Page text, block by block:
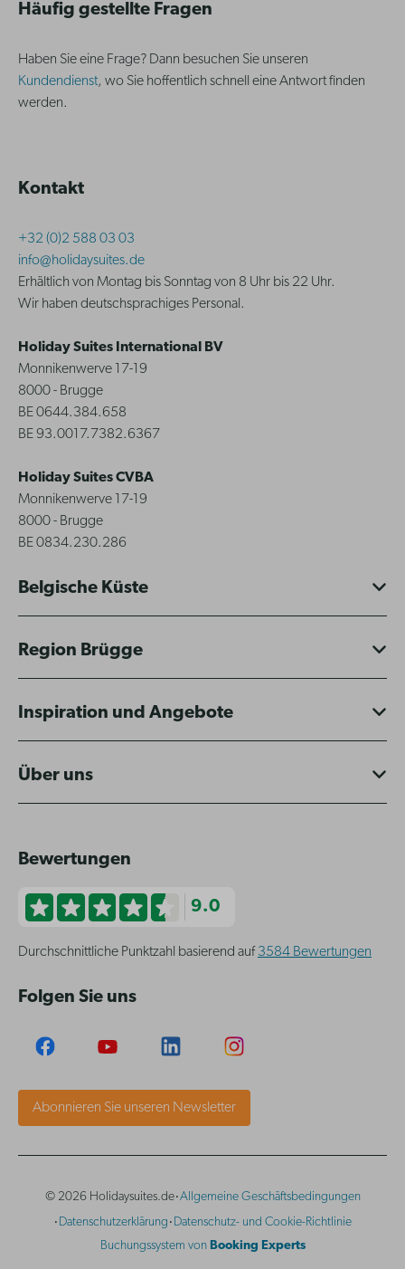
Häufig gestellte Fragen
Haben Sie eine Frage? Dann besuchen Sie unseren
Kundendienst, wo Sie hoffentlich schnell eine Antwort finden
werden.
Kontakt
+32 (0)2 588 03 03
info@holidaysuites.de
Erhältlich von Montag bis Sonntag von 8 Uhr bis 22 Uhr.
Wir haben deutschsprachiges Personal.
Holiday Suites International BV
Monnikenwerve 17-19
8000 - Brugge
BE 0644.384.658
BE 93.0017.7382.6367
Holiday Suites CVBA
Monnikenwerve 17-19
8000 - Brugge
BE 0834.230.286
Belgische Küste
Region Brügge
Inspiration und Angebote
Über uns
Bewertungen
9.0
Durchschnittliche Punktzahl basierend auf 3584 Bewertungen
Folgen Sie uns
Abonnieren Sie unseren Newsletter
© 2026 Holidaysuites.de·Allgemeine Geschäftsbedingungen
· Datenschutzerklärung · Datenschutz- und Cookie-Richtlinie
Buchungssystem von Booking Experts